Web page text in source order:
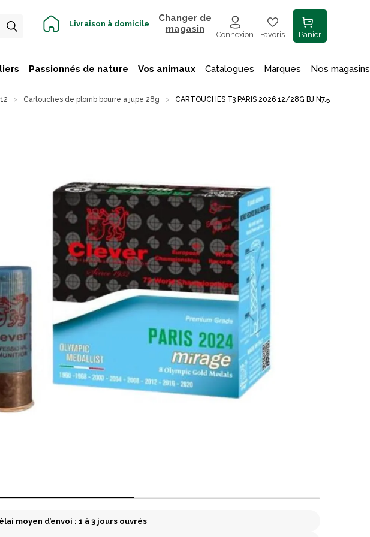
Livraison à domicile
Changer de
magasin
Connexion Favoris Panier
Passionnés de nature Vos animaux Catalogues Marques Nos magasins
Cartouches de plomb bourre à jupe 28g CARTOUCHES T3 PARIS 2026 12/28G BJ N7.5
moyen d’envoi : 1 à 3 jours ouvrés